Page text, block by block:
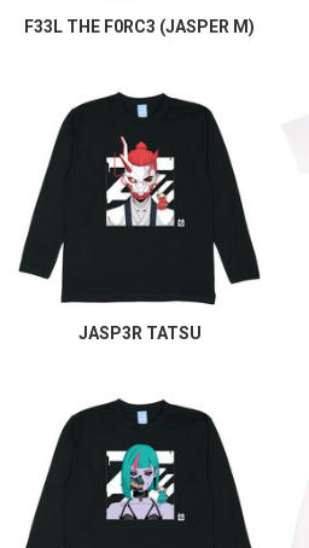
F33L THE F0RC3 (JASPER M)
JASP3R TATSU